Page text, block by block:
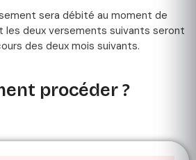
sera débité au moment de
les deux versements suivants seront
des deux mois suivants.
procéder ?